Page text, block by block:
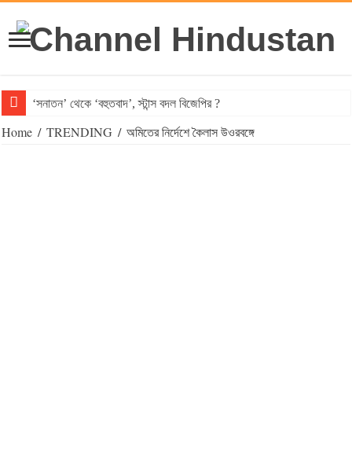
‘সনাতন’ থেকে ‘বহুতবাদ’, স্টান্স বদল বিজেপির ?
Home / TRENDING / অমিতের নির্দেশে কৈলাস উওরবঙ্গে